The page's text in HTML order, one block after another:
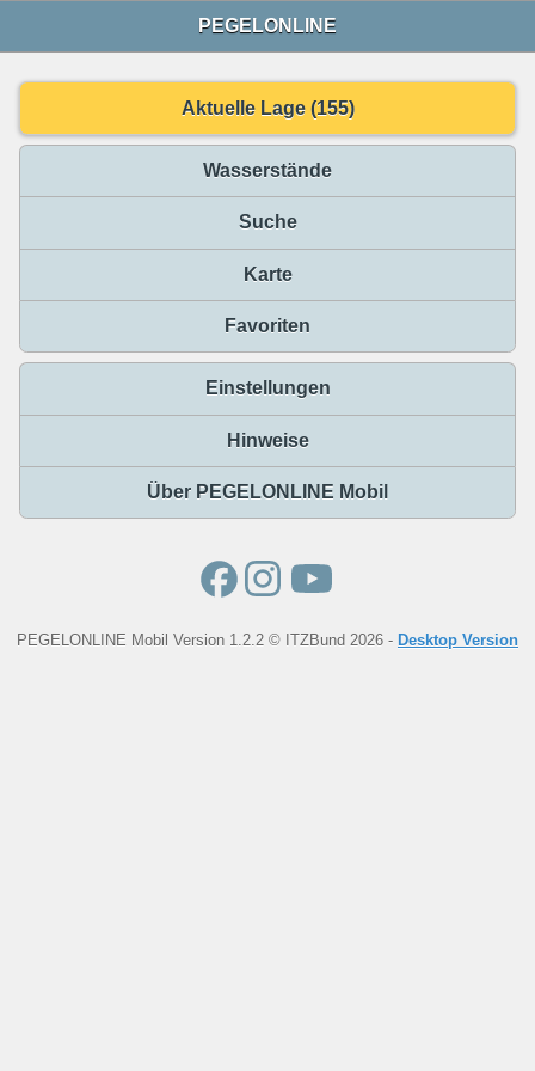
PEGELONLINE
Aktuelle Lage (155)
Wasserstände
Suche
Karte
Favoriten
Einstellungen
Hinweise
Über PEGELONLINE Mobil
PEGELONLINE Mobil Version 1.2.2 © ITZBund 2026 - Desktop Version